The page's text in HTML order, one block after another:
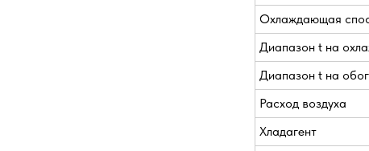
Охлаждающая
Диапазон t на
Диапазон t на
Расход воздуха
Хладагент